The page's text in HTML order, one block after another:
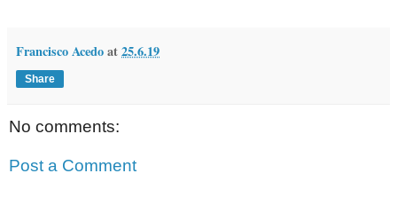
Francisco Acedoat25.6.19
Share
No comments:
Post a Comment